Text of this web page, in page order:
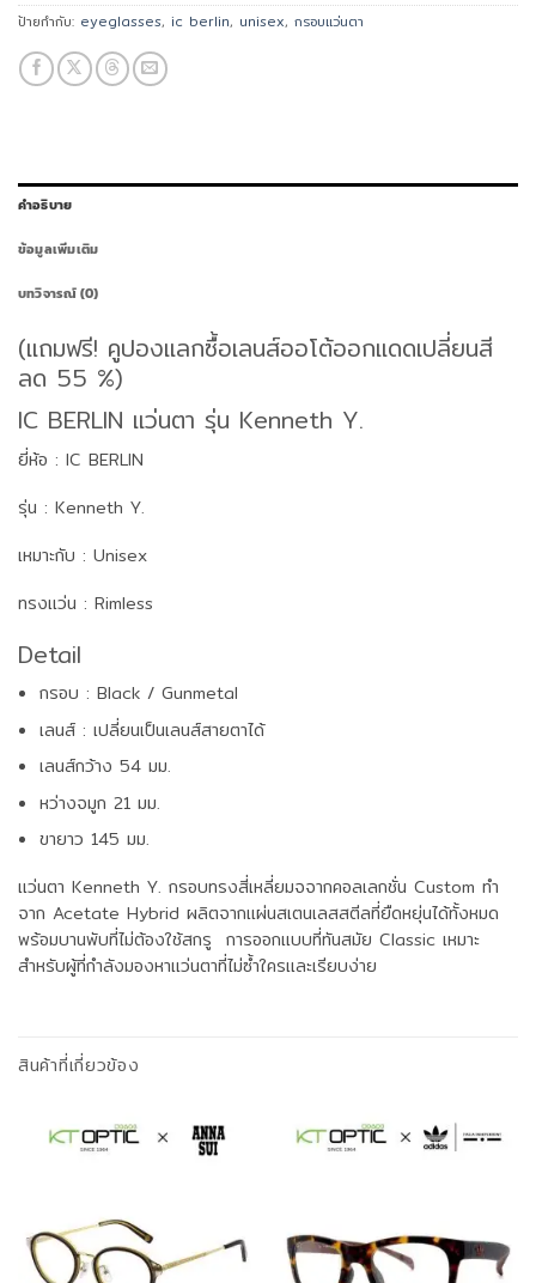
ป้ายกำกับ: eyeglasses, ic berlin, unisex, กรอบแว่นตา
คำอธิบาย
ข้อมูลเพิ่มเติม
บทวิจารณ์ (0)
(แถมฟรี! คูปองแลกซื้อเลนส์ออโต้ออกแดดเปลี่ยนสี
ลด 55 %)
IC BERLIN แว่นตา รุ่น Kenneth Y.
ยี่ห้อ : IC BERLIN
รุ่น : Kenneth Y.
เหมาะกับ : Unisex
ทรงแว่น : Rimless
Detail
กรอบ : Black / Gunmetal
เลนส์ : เปลี่ยนเป็นเลนส์สายตาได้
เลนส์กว้าง 54 มม.
หว่างจมูก 21 มม.
ขายาว 145 มม.
แว่นตา Kenneth Y. กรอบทรงสี่เหลี่ยมจจากคอลเลกชั่น Custom ทำ
จาก Acetate Hybrid ผลิตจากแผ่นสเตนเลสสตีลที่ยืดหยุ่นได้ทั้งหมด
พร้อมบานพับที่ไม่ต้องใช้สกรู การออกแบบที่ทันสมัย Classic เหมาะ
สำหรับผู้ที่กำลังมองหาแว่นตาที่ไม่ซ้ำใครและเรียบง่าย
สินค้าที่เกี่ยวข้อง